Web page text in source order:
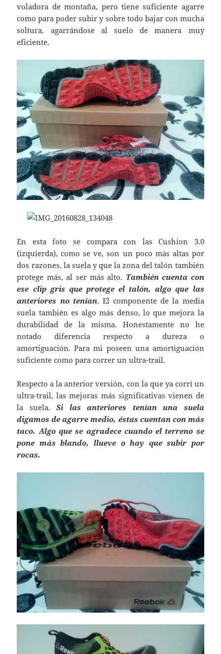
voladora de montaña, pero tiene suficiente agarre
como para poder subir y sobre todo bajar con mucha
soltura, agarrándose al suelo de manera muy
eficiente.
En esta foto se compara con las Cushion 3.0
(izquierda), como se ve, son un poco más altas por
dos razones, la suela y que la zona del talón también
protege más, al ser más alto. También cuenta con
ese clip gris que protege el talón, algo que las
anteriores no tenían. El componente de la media
suela también es algo más denso, lo que mejora la
durabilidad de la misma. Honestamente no he
notado diferencia respecto a dureza o
amortiguación. Para mi poseen una amortiguación
suficiente como para correr un ultra-trail.
Respecto a la anterior versión, con la que ya corrí un
ultra-trail, las mejoras más significativas vienen de
la suela.Si las anteriores tenían una suela
digamos de agarre medio, éstas cuentan con más
taco. Algo que se agradece cuando el terreno se
pone más blando, llueve o hay que subir por
rocas.